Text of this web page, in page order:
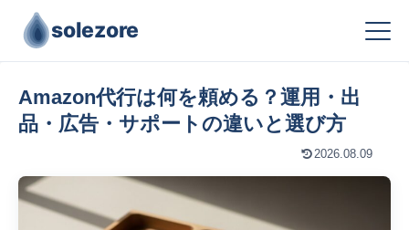
solezore
Amazon代行は何を頼める？運用・出
品・広告・サポートの違いと選び方
2026.08.09